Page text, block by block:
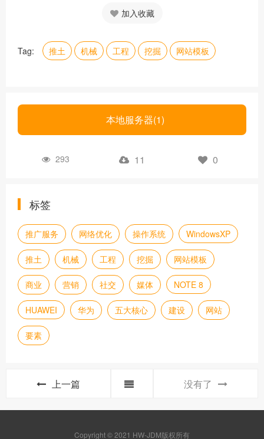
加入收藏
Tag: 推土 机械 工程 挖掘 网站模板
本地服务器(1)
293 11 0
标签
推广服务 网络优化 操作系统 WindowsXP
推土 机械 工程 挖掘 网站模板
商业 营销 社交 媒体 NOTE 8
HUAWEI 华为 五大核心 建设 网站
要素
上一篇 没有了
Copyright © 2021 HW-JDM版权所有